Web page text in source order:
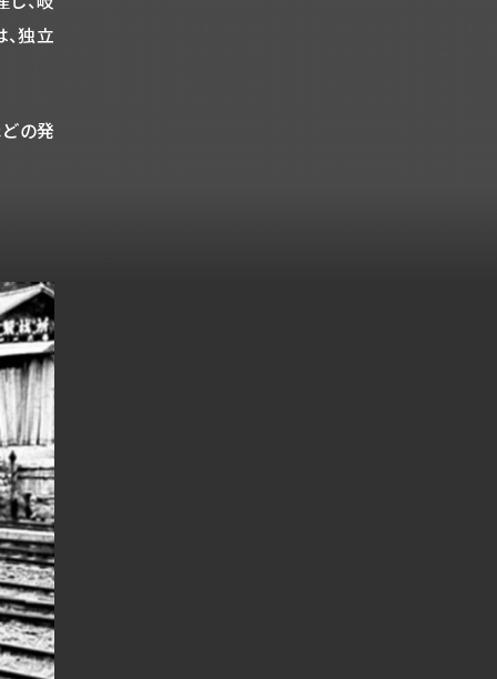
独立
の発